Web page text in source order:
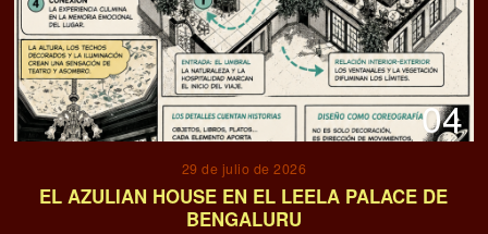
04
29 de julio de 2026
EL AZULIAN HOUSE EN EL LEELA PALACE DE
BENGALURU